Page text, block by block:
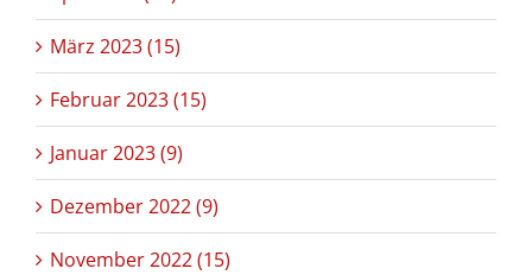
März 2023 (15)
Februar 2023 (15)
Januar 2023 (9)
Dezember 2022 (9)
November 2022 (15)